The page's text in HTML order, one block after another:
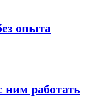
опыта
работать